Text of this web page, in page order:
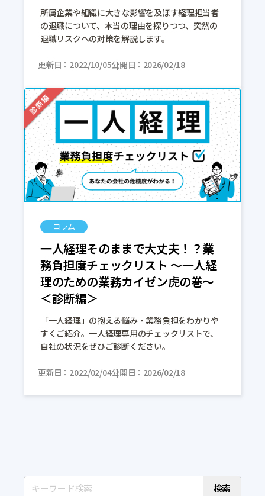
所属企業や組織に大きな影響を及ぼす経理担当者
の退職について、本当の理由を探りつつ、突然の
退職リスクへの対策を解説します。
更新日 2022/10/05公開日 2026/02/18
コラム
一人経理そのままで大丈夫！？業
務負担度チェックリスト 〜一人経
理のための業務カイゼン虎の巻〜
＜診断編＞
「一人経理」の抱える悩み・業務負担をわかりや
すくご紹介。一人経理専用のチェックリストで、
自社の状況をぜひご診断ください。
更新日 2022/02/04公開日 2026/02/18
検索